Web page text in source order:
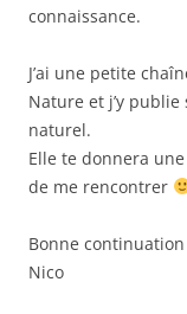
connaissance.
J’ai une petite
Nature et j’y
naturel.
Elle te donnera
de me rencontrer
Bonne
Nico